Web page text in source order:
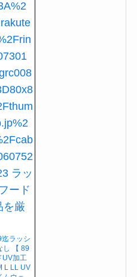
ラッシ
し 【 89
UV加工
L LL UV